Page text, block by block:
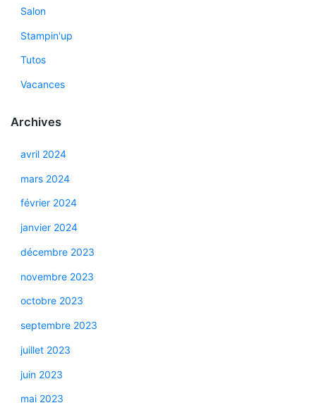
Salon
Stampin'up
Tutos
Vacances
Archives
avril 2024
mars 2024
février 2024
janvier 2024
décembre 2023
novembre 2023
octobre 2023
septembre 2023
juillet 2023
juin 2023
mai 2023